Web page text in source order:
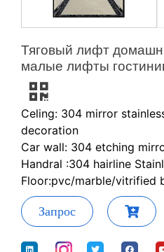
Тяговый лифт
малые лифты
Celing: 304 mirror
decoration
Car wall: 304 etching
Handral :304 hairline
Floor:pvc/marble/vitrified
Запрос